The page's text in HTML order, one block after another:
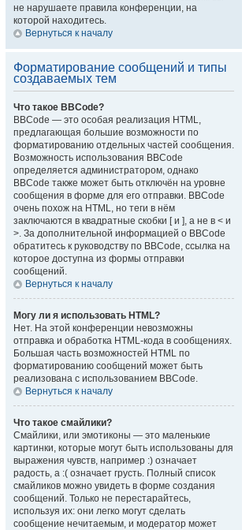
не нарушаете правила конференции, на
которой находитесь.
Вернуться к началу
Форматирование сообщений и типы
создаваемых тем
Что такое BBCode?
BBCode — это особая реализация HTML,
предлагающая большие возможности по
форматированию отдельных частей сообщения.
Возможность использования BBCode
определяется администратором, однако
BBCode также может быть отключён на уровне
сообщения в форме для его отправки. BBCode
очень похож на HTML, но теги в нём
заключаются в квадратные скобки [ и ], а не в < и
>. За дополнительной информацией о BBCode
обратитесь к руководству по BBCode, ссылка на
которое доступна из формы отправки
сообщений.
Вернуться к началу
Могу ли я использовать HTML?
Нет. На этой конференции невозможны
отправка и обработка HTML-кода в сообщениях.
Большая часть возможностей HTML по
форматированию сообщений может быть
реализована с использованием BBCode.
Вернуться к началу
Что такое смайлики?
Смайлики, или эмотиконы — это маленькие
картинки, которые могут быть использованы для
выражения чувств, например :) означает
радость, а :( означает грусть. Полный список
смайликов можно увидеть в форме создания
сообщений. Только не перестарайтесь,
используя их: они легко могут сделать
сообщение нечитаемым, и модератор может